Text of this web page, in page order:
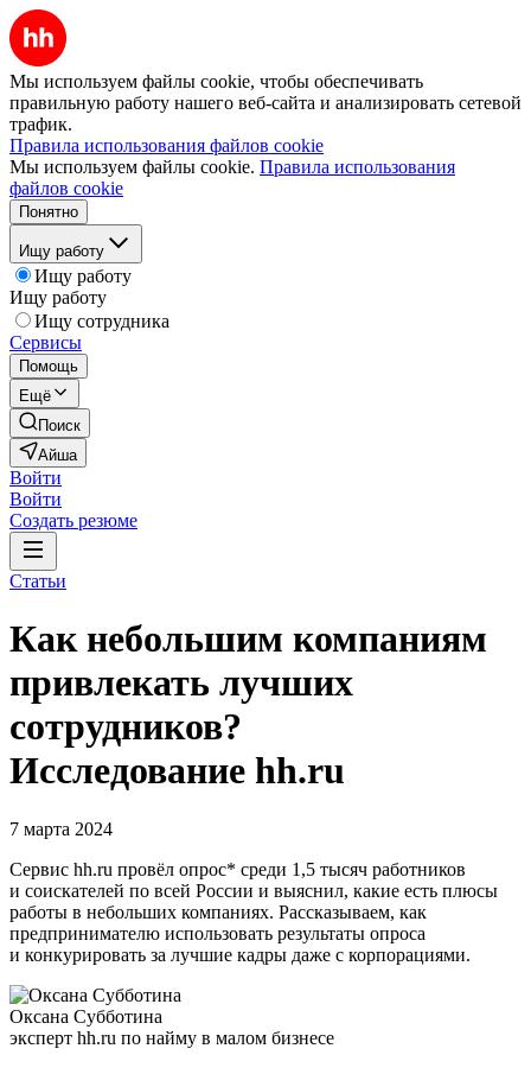
Мы используем файлы cookie, чтобы обеспечивать
правильную работу нашего веб-сайта и анализировать сетевой
трафик.
Правила использования файлов cookie
Мы используем файлы cookie. Правила использования
файлов cookie
Понятно
Ищу работу
Ищу работу
Ищу работу
Ищу сотрудника
Сервисы
Помощь
Ещё
Поиск
Айша
Войти
Войти
Создать резюме
Статьи
Как небольшим компаниям
привлекать лучших
сотрудников?
Исследование hh.ru
7 марта 2024
Сервис hh.ru провёл опрос* среди 1,5 тысяч работников
и соискателей по всей России и выяснил, какие есть плюсы
работы в небольших компаниях. Рассказываем, как
предпринимателю использовать результаты опроса
и конкурировать за лучшие кадры даже с корпорациями.
Оксана Субботина
эксперт hh.ru по найму в малом бизнесе